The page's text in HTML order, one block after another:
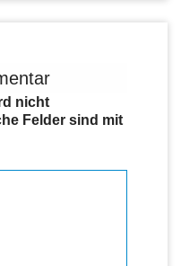
nicht
Felder sind mit